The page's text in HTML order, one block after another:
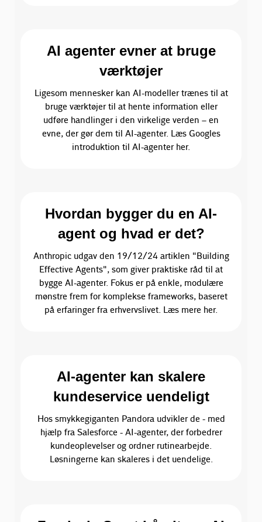
AI agenter evner at bruge
værktøjer
Ligesom mennesker kan AI-modeller trænes til at
bruge værktøjer til at hente information eller
udføre handlinger i den virkelige verden – en
evne, der gør dem til AI-agenter. Læs Googles
introduktion til AI-agenter her.
Hvordan bygger du en AI-
agent og hvad er det?
Anthropic udgav den 19/12/24 artiklen "Building
Effective Agents", som giver praktiske råd til at
bygge AI-agenter. Fokus er på enkle, modulære
mønstre frem for komplekse frameworks, baseret
på erfaringer fra erhvervslivet. Læs mere her.
AI-agenter kan skalere
kundeservice uendeligt
Hos smykkegiganten Pandora udvikler de - med
hjælp fra Salesforce - AI-agenter, der forbedrer
kundeoplevelser og ordner rutinearbejde.
Løsningerne kan skaleres i det uendelige.